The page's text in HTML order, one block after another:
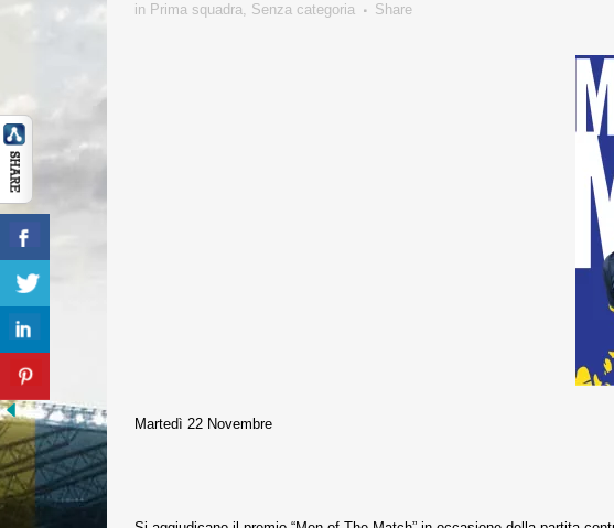
in Prima squadra, Senza categoria Share
Martedì 22 Novembre